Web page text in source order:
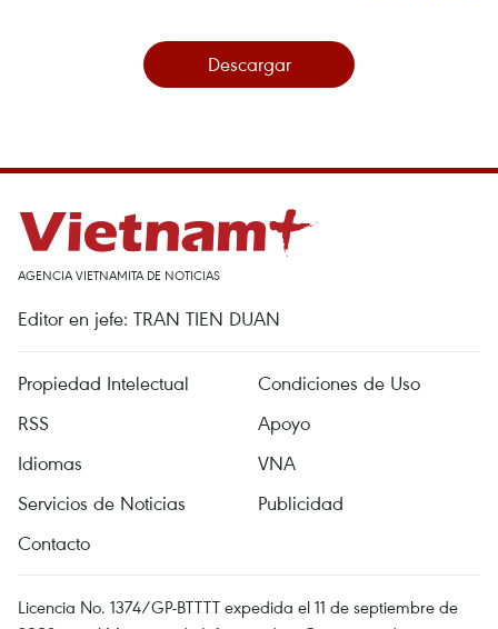
Descargar
AGENCIA VIETNAMITA DE NOTICIAS
Editor en jefe: TRAN TIEN DUAN
Propiedad Intelectual
Condiciones de Uso
RSS
Apoyo
Idiomas
VNA
Servicios de Noticias
Publicidad
Contacto
Licencia No. 1374/GP-BTTTT expedida el 11 de septiembre de